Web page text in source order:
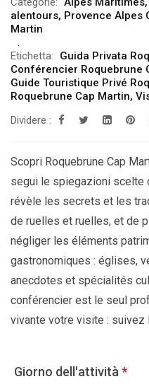
alentours, Provence Alpes
Martin
Etichetta: Guida Privata
Conférencier Roquebrune
Guide Touristique Privé
Roquebrune Cap Martin,
Dividere :
Scopri Roquebrune Cap
segui le spiegazioni scelte
révèle les secrets et les
de ruelles et ruelles, et de
négliger les éléments
gastronomiques : églises,
anecdotes et spécialités
conférencier est le seul
vivante votre visite : suivez
Giorno dell'attività *